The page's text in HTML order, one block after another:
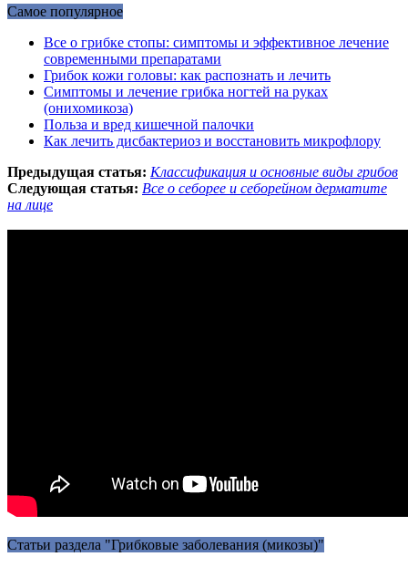
Самое популярное
Все о грибке стопы: симптомы и эффективное лечение
современными препаратами
Грибок кожи головы: как распознать и лечить
Симптомы и лечение грибка ногтей на руках
(онихомикоза)
Польза и вред кишечной палочки
Как лечить дисбактериоз и восстановить микрофлору
Предыдущая статья: Классификация и основные виды грибов
Следующая статья: Все о себорее и себорейном дерматите
на лице
Статьи раздела "Грибковые заболевания (микозы)"